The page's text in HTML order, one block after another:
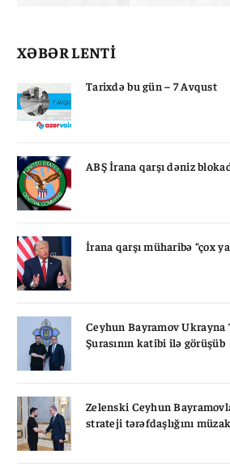
XƏBƏR LENTİ
Tarixdə bu gün – 7 Avqust
ABŞ İrana qarşı dəniz
İrana qarşı müharibə “çox
Ceyhun Bayramov
Şurasının katibi ilə görüşüb
Zelenski Ceyhun
strateji tərəfdaşlığını